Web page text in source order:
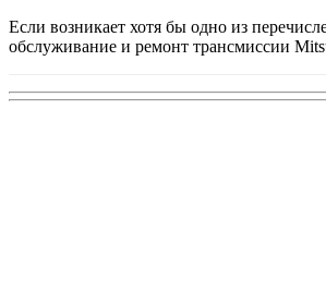
Если возникает хотя бы одно из
обслуживание и ремонт трансмиссии